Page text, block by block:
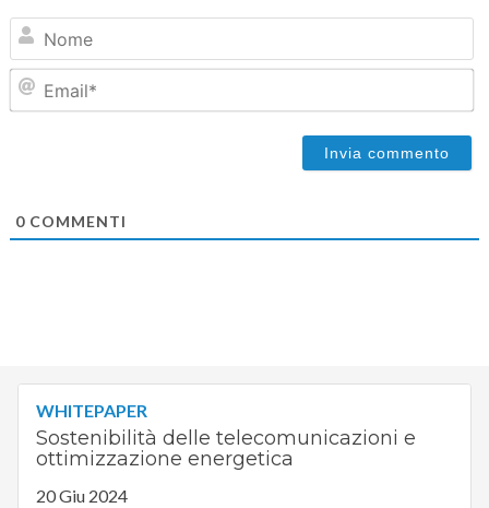
0COMMENTI
WHITEPAPER
Sostenibilità delle telecomunicazioni e
ottimizzazione energetica
20 Giu 2024